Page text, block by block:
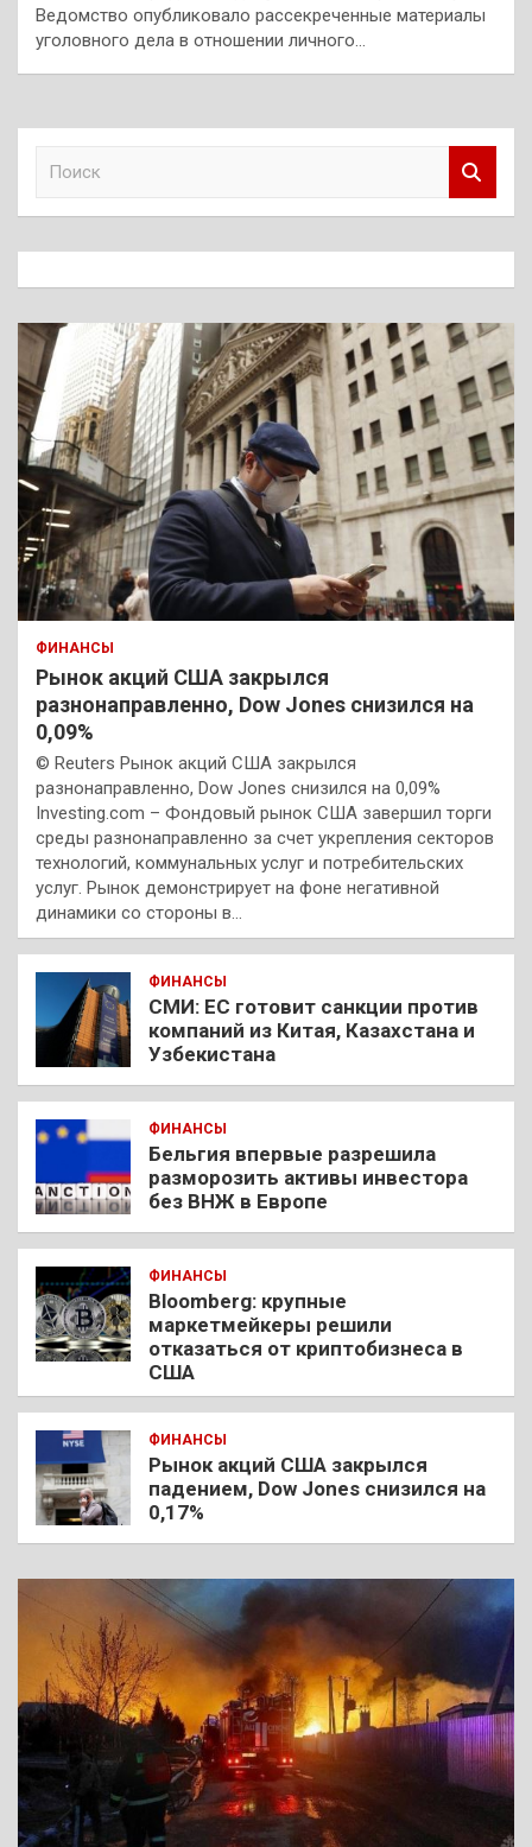
Ведомство опубликовало рассекреченные материалы
уголовного дела в отношении личного…
к
ФИНАНСЫ
Рынок акций США закрылся
разнонаправленно, Dow Jones снизился на
0,09%
© Reuters Рынок акций США закрылся
разнонаправленно, Dow Jones снизился на 0,09%
Investing.com – Фондовый рынок США завершил торги
среды разнонаправленно за счет укрепления секторов
технологий, коммунальных услуг и потребительских
услуг. Рынок демонстрирует на фоне негативной
динамики со стороны в…
ФИНАНСЫ
СМИ: ЕС готовит санкции против
компаний из Китая, Казахстана и
Узбекистана
ФИНАНСЫ
Бельгия впервые разрешила
разморозить активы инвестора
без ВНЖ в Европе
ФИНАНСЫ
Bloomberg: крупные
маркетмейкеры решили
отказаться от криптобизнеса в
США
ФИНАНСЫ
Рынок акций США закрылся
падением, Dow Jones снизился на
0,17%